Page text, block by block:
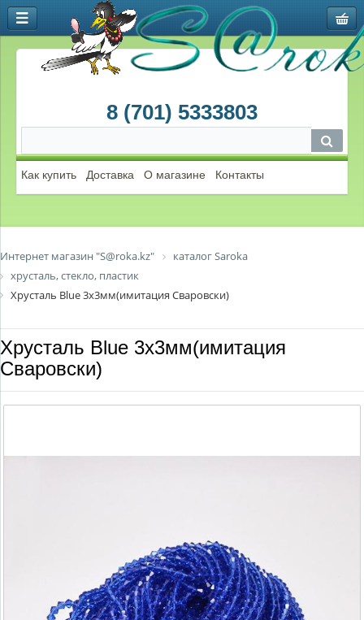
8 (701) 5333803
Как купить Доставка О магазине Контакты
Интернет магазин "S@roka.kz"
каталог Saroka
хрусталь, стекло, пластик
Хрусталь Blue 3х3мм(имитация Сваровски)
Хрусталь Blue 3х3мм(имитация
Сваровски)